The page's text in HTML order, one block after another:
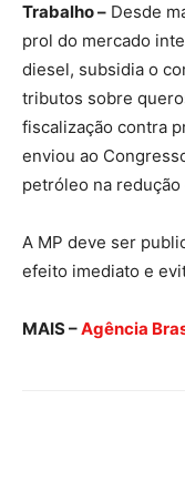
Trabalho – Desde
prol do mercado
diesel, subsidia o
tributos sobre
fiscalização contra
enviou ao
petróleo na
A MP deve ser
efeito imediato e
MAIS –Agência